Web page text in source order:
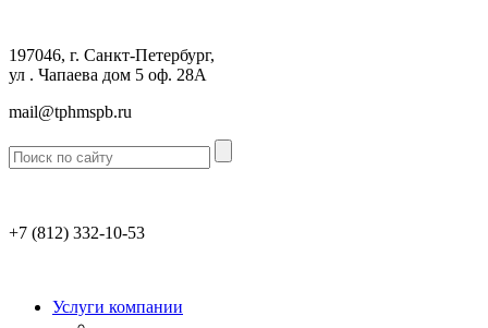
197046, г. Санкт-Петербург,
ул . Чапаева дом 5 оф. 28А
mail@tphmspb.ru
+7 (812) 332-10-53
Услуги компании